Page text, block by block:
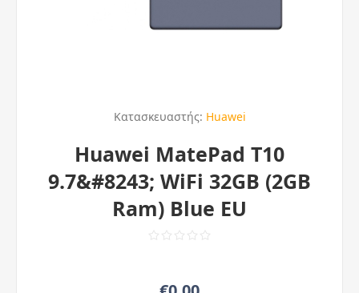
Κατασκευαστής: Huawei
Huawei MatePad T10
9.7&#8243; WiFi 32GB (2GB
Ram) Blue EU